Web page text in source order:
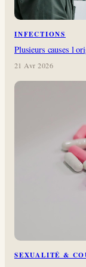
INFECTIONS
Plusieurs causes l
21 Avr 2026
SEXUALITÉ &